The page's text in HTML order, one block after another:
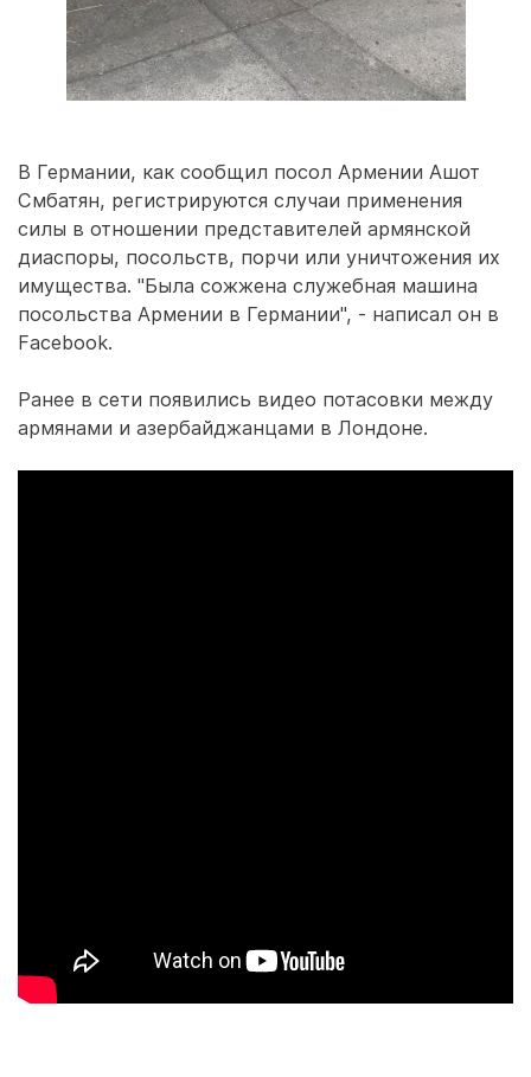
В Германии, как сообщил посол Армении Ашот
Смбатян, регистрируются случаи применения
силы в отношении представителей армянской
диаспоры, посольств, порчи или уничтожения их
имущества. "Была сожжена служебная машина
посольства Армении в Германии", - написал он в
Facebook.
Ранее в сети появились видео потасовки между
армянами и азербайджанцами в Лондоне.